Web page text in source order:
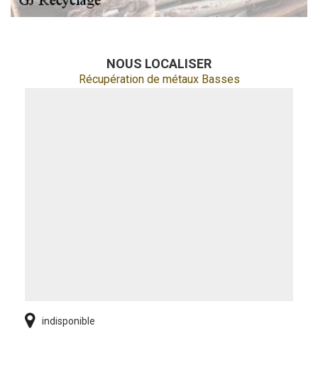
NOUS LOCALISER
Récupération de métaux Basses
indisponible